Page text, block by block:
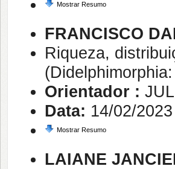
Mostrar Resumo
FRANCISCO
Riqueza,
Orientador :
Data: 14/02/2023
Mostrar Resumo
LAIANE